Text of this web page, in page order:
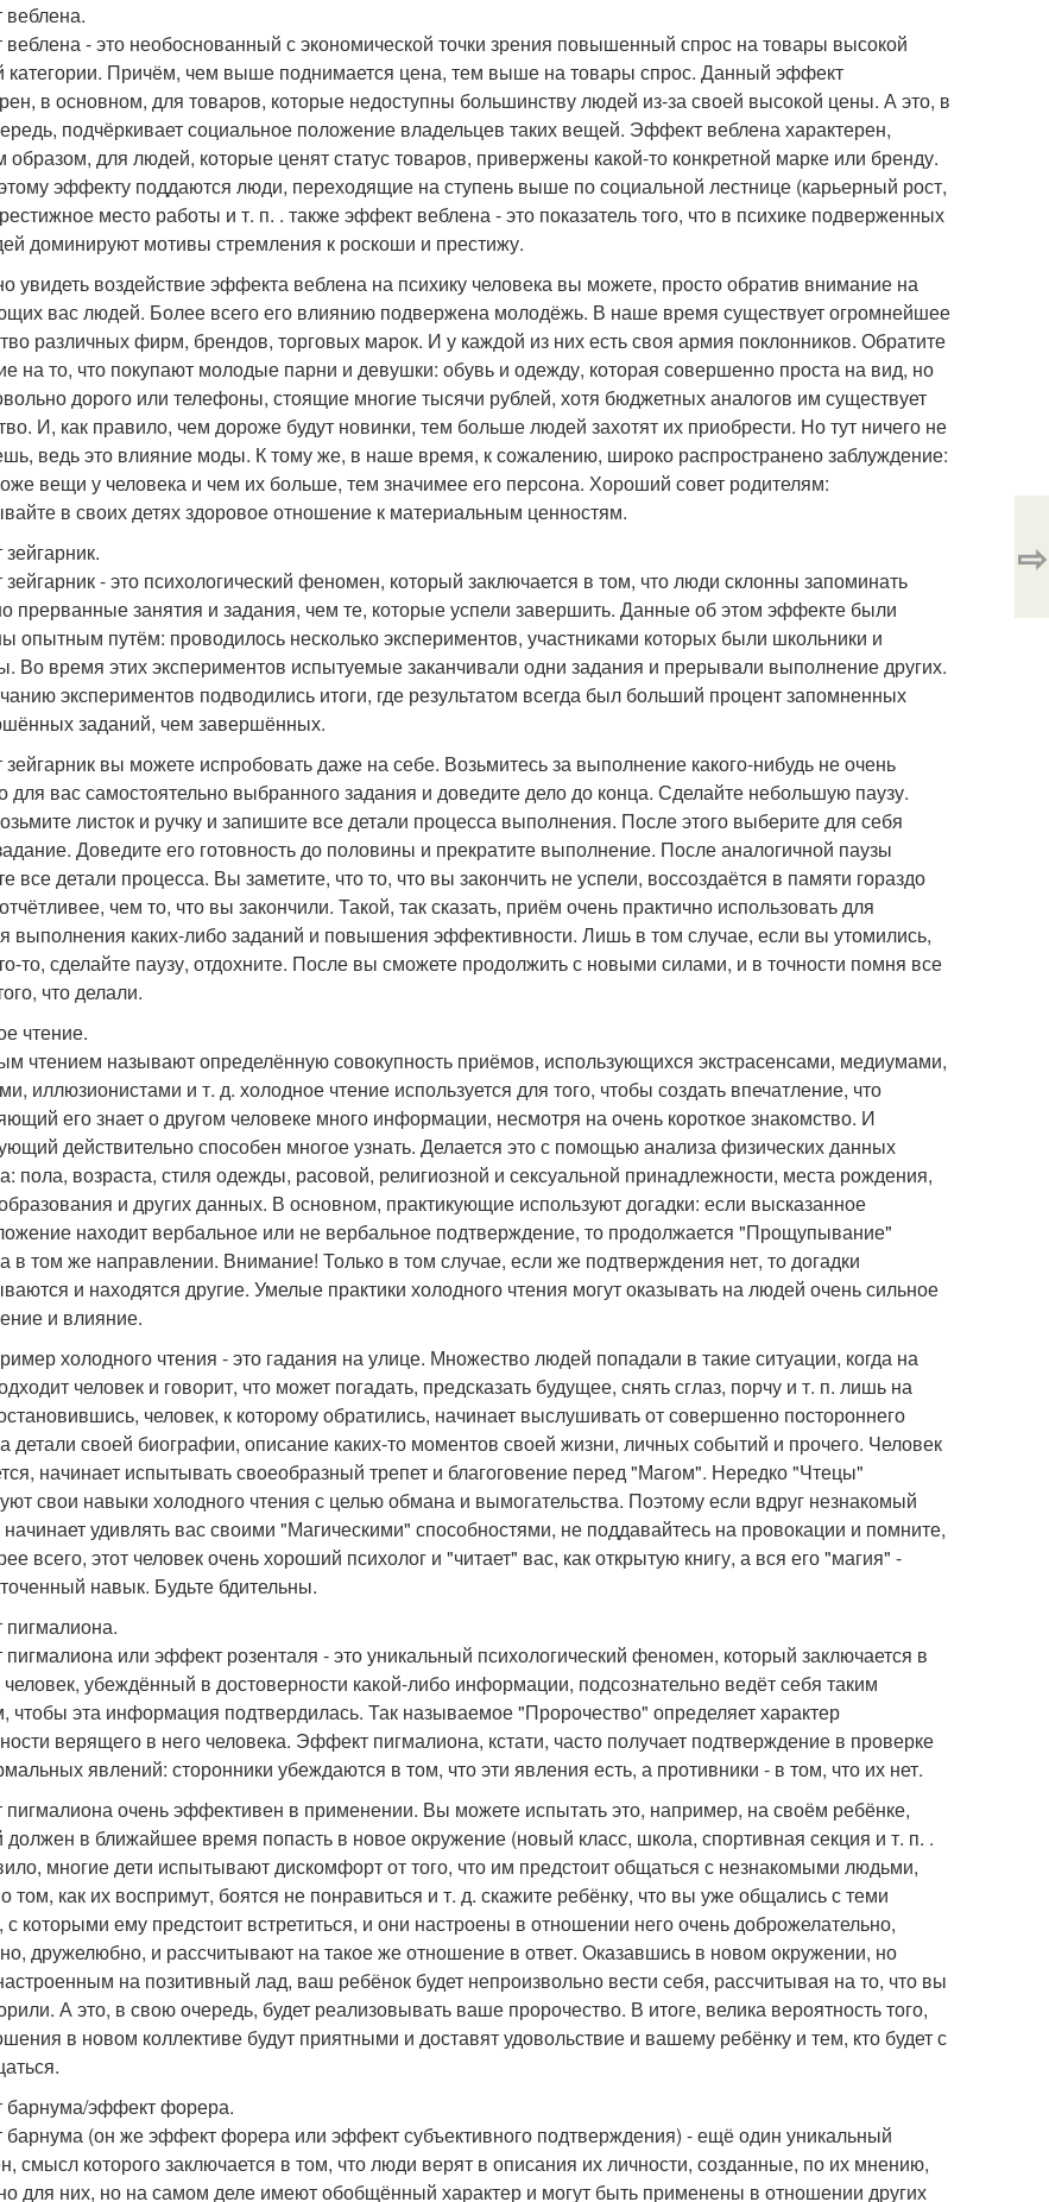
- это необоснованный с экономической точки зрения повышенный спрос на товары высокой
категории. Причём, чем выше поднимается цена, тем выше на товары спрос. Данный эффект
в основном, для товаров, которые недоступны большинству людей из-за своей высокой цены. А это, в
подчёркивает социальное положение владельцев таких вещей. Эффект веблена характерен,
образом, для людей, которые ценят статус товаров, привержены какой-то конкретной марке или бренду.
эффекту поддаются люди, переходящие на ступень выше по социальной лестнице (карьерный рост,
место работы и т. п. . также эффект веблена - это показатель того, что в психике подверженных
доминируют мотивы стремления к роскоши и престижу.
увидеть воздействие эффекта веблена на психику человека вы можете, просто обратив внимание на
вас людей. Более всего его влиянию подвержена молодёжь. В наше время существует огромнейшее
различных фирм, брендов, торговых марок. И у каждой из них есть своя армия поклонников. Обратите
на то, что покупают молодые парни и девушки: обувь и одежду, которая совершенно проста на вид, но
дорого или телефоны, стоящие многие тысячи рублей, хотя бюджетных аналогов им существует
И, как правило, чем дороже будут новинки, тем больше людей захотят их приобрести. Но тут ничего не
ведь это влияние моды. К тому же, в наше время, к сожалению, широко распространено заблуждение:
вещи у человека и чем их больше, тем значимее его персона. Хороший совет родителям:
в своих детях здоровое отношение к материальным ценностям.
- это психологический феномен, который заключается в том, что люди склонны запоминать
прерванные занятия и задания, чем те, которые успели завершить. Данные об этом эффекте были
опытным путём: проводилось несколько экспериментов, участниками которых были школьники и
Во время этих экспериментов испытуемые заканчивали одни задания и прерывали выполнение других.
экспериментов подводились итоги, где результатом всегда был больший процент запомненных
заданий, чем завершённых.
вы можете испробовать даже на себе. Возьмитесь за выполнение какого-нибудь не очень
для вас самостоятельно выбранного задания и доведите дело до конца. Сделайте небольшую паузу.
листок и ручку и запишите все детали процесса выполнения. После этого выберите для себя
Доведите его готовность до половины и прекратите выполнение. После аналогичной паузы
все детали процесса. Вы заметите, что то, что вы закончить не успели, воссоздаётся в памяти гораздо
чем то, что вы закончили. Такой, так сказать, приём очень практично использовать для
выполнения каких-либо заданий и повышения эффективности. Лишь в том случае, если вы утомились,
то, сделайте паузу, отдохните. После вы сможете продолжить с новыми силами, и в точности помня все
что делали.
чтение.
чтением называют определённую совокупность приёмов, использующихся экстрасенсами, медиумами,
иллюзионистами и т. д. холодное чтение используется для того, чтобы создать впечатление, что
его знает о другом человеке много информации, несмотря на очень короткое знакомство. И
действительно способен многое узнать. Делается это с помощью анализа физических данных
пола, возраста, стиля одежды, расовой, религиозной и сексуальной принадлежности, места рождения,
и других данных. В основном, практикующие используют догадки: если высказанное
находит вербальное или не вербальное подтверждение, то продолжается "Прощупывание"
в том же направлении. Внимание! Только в том случае, если же подтверждения нет, то догадки
и находятся другие. Умелые практики холодного чтения могут оказывать на людей очень сильное
и влияние.
холодного чтения - это гадания на улице. Множество людей попадали в такие ситуации, когда на
человек и говорит, что может погадать, предсказать будущее, снять сглаз, порчу и т. п. лишь на
человек, к которому обратились, начинает выслушивать от совершенно постороннего
детали своей биографии, описание каких-то моментов своей жизни, личных событий и прочего. Человек
начинает испытывать своеобразный трепет и благоговение перед "Магом". Нередко "Чтецы"
свои навыки холодного чтения с целью обмана и вымогательства. Поэтому если вдруг незнакомый
начинает удивлять вас своими "Магическими" способностями, не поддавайтесь на провокации и помните,
всего, этот человек очень хороший психолог и "читает" вас, как открытую книгу, а вся его "магия" -
навык. Будьте бдительны.
или эффект розенталя - это уникальный психологический феномен, который заключается в
человек, убеждённый в достоверности какой-либо информации, подсознательно ведёт себя таким
чтобы эта информация подтвердилась. Так называемое "Пророчество" определяет характер
верящего в него человека. Эффект пигмалиона, кстати, часто получает подтверждение в проверке
явлений: сторонники убеждаются в том, что эти явления есть, а противники - в том, что их нет.
очень эффективен в применении. Вы можете испытать это, например, на своём ребёнке,
должен в ближайшее время попасть в новое окружение (новый класс, школа, спортивная секция и т. п. .
многие дети испытывают дискомфорт от того, что им предстоит общаться с незнакомыми людьми,
том, как их воспримут, боятся не понравиться и т. д. скажите ребёнку, что вы уже общались с теми
которыми ему предстоит встретиться, и они настроены в отношении него очень доброжелательно,
дружелюбно, и рассчитывают на такое же отношение в ответ. Оказавшись в новом окружении, но
на позитивный лад, ваш ребёнок будет непроизвольно вести себя, рассчитывая на то, что вы
А это, в свою очередь, будет реализовывать ваше пророчество. В итоге, велика вероятность того,
в новом коллективе будут приятными и доставят удовольствие и вашему ребёнку и тем, кто будет с
эффект форера.
(он же эффект форера или эффект субъективного подтверждения) - ещё один уникальный
смысл которого заключается в том, что люди верят в описания их личности, созданные, по их мнению,
для них, но на самом деле имеют обобщённый характер и могут быть применены в отношении других
⇨